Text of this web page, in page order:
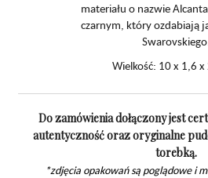
materiału o nazwie
czarnym, który ozdabiają
Wielkość: 10 x 1,6 x
Do zamówienia dołączony jest
autentyczność oraz oryginalne
torebką.
*zdjęcia opakowań są poglądowe i